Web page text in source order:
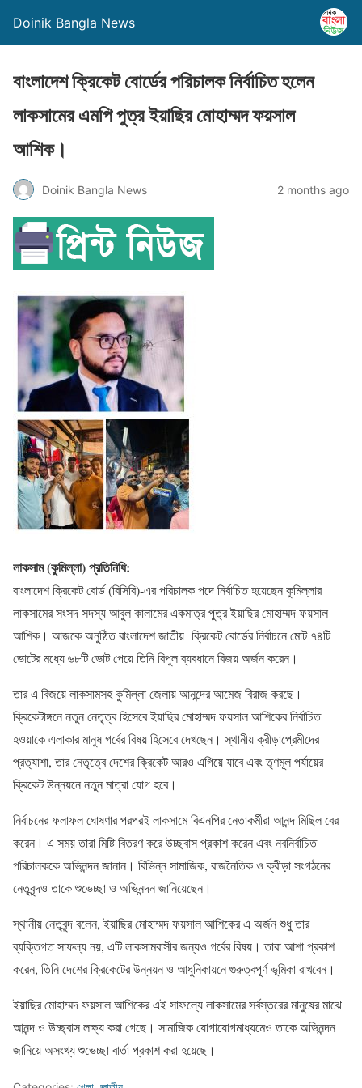
Doinik Bangla News
বাংলাদেশ ক্রিকেট বোর্ডের পরিচালক নির্বাচিত হলেন
লাকসামের এমপি পুত্র ইয়াছির মোহাম্মদ ফয়সাল
আশিক।
Doinik Bangla News 2 months ago
লাকসাম (কুমিল্লা) প্রতিনিধি:
বাংলাদেশ ক্রিকেট বোর্ড (বিসিবি)-এর পরিচালক পদে নির্বাচিত হয়েছেন কুমিল্লার
লাকসামের সংসদ সদস্য আবুল কালামের একমাত্র পুত্র ইয়াছির মোহাম্মদ ফয়সাল
আশিক। আজকে অনুষ্ঠিত বাংলাদেশ জাতীয় ক্রিকেট বোর্ডের নির্বাচনে মোট ৭৪টি
ভোটের মধ্যে ৬৮টি ভোট পেয়ে তিনি বিপুল ব্যবধানে বিজয় অর্জন করেন।
তার এ বিজয়ে লাকসামসহ কুমিল্লা জেলায় আনন্দের আমেজ বিরাজ করছে।
ক্রিকেটাঙ্গনে নতুন নেতৃত্ব হিসেবে ইয়াছির মোহাম্মদ ফয়সাল আশিকের নির্বাচিত
হওয়াকে এলাকার মানুষ গর্বের বিষয় হিসেবে দেখছেন। স্থানীয় ক্রীড়াপ্রেমীদের
প্রত্যাশা, তার নেতৃত্বে দেশের ক্রিকেট আরও এগিয়ে যাবে এবং তৃণমূল পর্যায়ের
ক্রিকেট উন্নয়নে নতুন মাত্রা যোগ হবে।
নির্বাচনের ফলাফল ঘোষণার পরপরই লাকসামে বিএনপির নেতাকর্মীরা আনন্দ মিছিল বের
করেন। এ সময় তারা মিষ্টি বিতরণ করে উচ্ছ্বাস প্রকাশ করেন এবং নবনির্বাচিত
পরিচালককে অভিনন্দন জানান। বিভিন্ন সামাজিক, রাজনৈতিক ও ক্রীড়া সংগঠনের
নেতৃবৃন্দও তাকে শুভেচ্ছা ও অভিনন্দন জানিয়েছেন।
স্থানীয় নেতৃবৃন্দ বলেন, ইয়াছির মোহাম্মদ ফয়সাল আশিকের এ অর্জন শুধু তার
ব্যক্তিগত সাফল্য নয়, এটি লাকসামবাসীর জন্যও গর্বের বিষয়। তারা আশা প্রকাশ
করেন, তিনি দেশের ক্রিকেটের উন্নয়ন ও আধুনিকায়নে গুরুত্বপূর্ণ ভূমিকা রাখবেন।
ইয়াছির মোহাম্মদ ফয়সাল আশিকের এই সাফল্যে লাকসামের সর্বস্তরের মানুষের মাঝে
আনন্দ ও উচ্ছ্বাস লক্ষ্য করা গেছে। সামাজিক যোগাযোগমাধ্যমেও তাকে অভিনন্দন
জানিয়ে অসংখ্য শুভেচ্ছা বার্তা প্রকাশ করা হয়েছে।